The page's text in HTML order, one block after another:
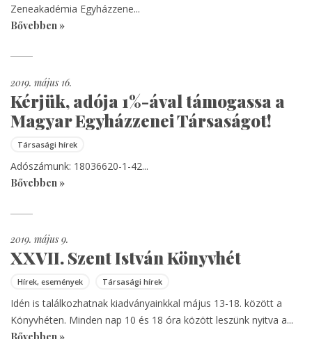
Zeneakadémia Egyházzene...
Bővebben »
2019. május 16.
Kérjük, adója 1%-ával támogassa a
Magyar Egyházzenei Társaságot!
Társasági hírek
Adószámunk: 18036620-1-42...
Bővebben »
2019. május 9.
XXVII. Szent István Könyvhét
Hírek, események Társasági hírek
Idén is találkozhatnak kiadványainkkal május 13-18. között a
Könyvhéten. Minden nap 10 és 18 óra között leszünk nyitva a...